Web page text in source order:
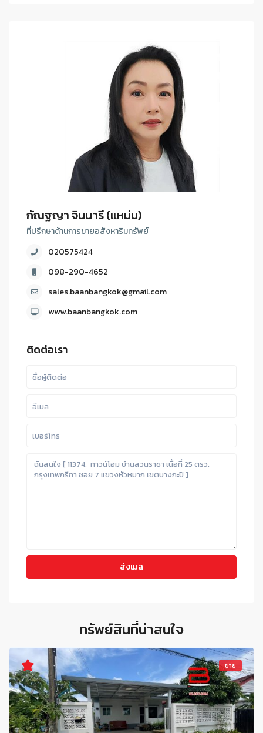
กัณฐญา จินนารี (แหม่ม)
ที่ปรึกษาด้านการขายอสังหาริมทรัพย์
020575424
098-290-4652
sales.baanbangkok@gmail.com
www.baanbangkok.com
ติดต่อเรา
ทรัพย์สินที่น่าสนใจ
ขาย